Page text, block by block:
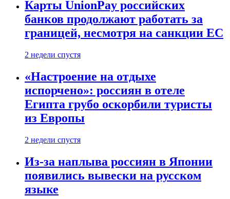
Карты UnionPay российских
банков продолжают работать за
границей, несмотря на санкции ЕС
2 недели спустя
«Настроение на отдыхе
испорчено»: россиян в отеле
Египта грубо оскорбили туристы
из Европы
2 недели спустя
Из-за наплыва россиян в Японии
появились вывески на русском
языке